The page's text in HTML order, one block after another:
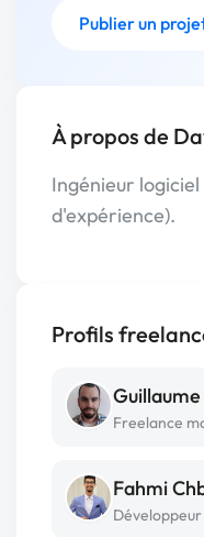
Publier un
À propos de
Ingénieur
d'expérience).
Profils
Freelance
Fahmi